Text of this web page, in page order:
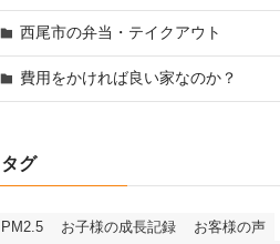
西尾市の弁当・テイクアウト
費用をかければ良い家なのか？
タグ
PM2.5 お子様の成長記録
お客様の声